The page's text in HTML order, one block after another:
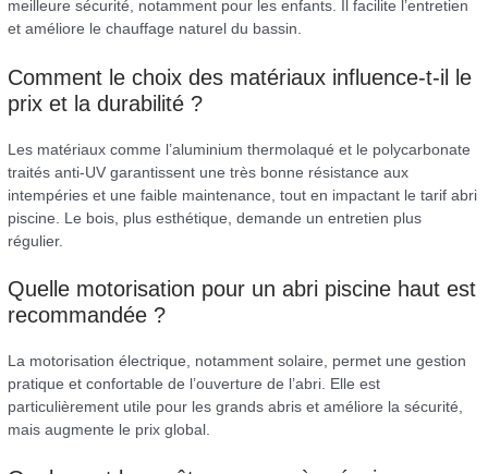
meilleure sécurité, notamment pour les enfants. Il facilite l’entretien
et améliore le chauffage naturel du bassin.
Comment le choix des matériaux influence-t-il le
prix et la durabilité ?
Les matériaux comme l’aluminium thermolaqué et le polycarbonate
traités anti-UV garantissent une très bonne résistance aux
intempéries et une faible maintenance, tout en impactant le tarif abri
piscine. Le bois, plus esthétique, demande un entretien plus
régulier.
Quelle motorisation pour un abri piscine haut est
recommandée ?
La motorisation électrique, notamment solaire, permet une gestion
pratique et confortable de l’ouverture de l’abri. Elle est
particulièrement utile pour les grands abris et améliore la sécurité,
mais augmente le prix global.